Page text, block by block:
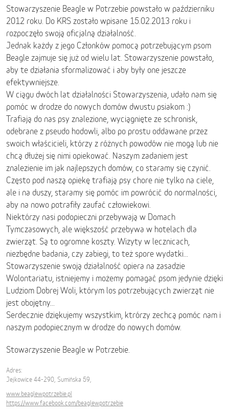
Stowarzyszenie Beagle w Potrzebie powstało w październiku
2012 roku. Do KRS zostało wpisane 15.02.2013 roku i
rozpoczęło swoją oficjalną działalność.
Jednak każdy z jego Członków pomocą potrzebującym psom
Beagle zajmuje się już od wielu lat. Stowarzyszenie powstało,
aby te działania sformalizować i aby były one jeszcze
efektywniejsze.
W ciągu dwóch lat działalności Stowarzyszenia, udało nam się
pomóc w drodze do nowych domów dwustu psiakom :)
Trafiają do nas psy znalezione, wyciągnięte ze schronisk,
odebrane z pseudo hodowli, albo po prostu oddawane przez
swoich właścicieli, którzy z różnych powodów nie mogą lub nie
chcą dłużej się nimi opiekować. Naszym zadaniem jest
znalezienie im jak najlepszych domów, co staramy się czynić.
Często pod naszą opiekę trafiają psy chore nie tylko na ciele,
ale i na duszy, staramy się pomóc im powrócić do normalności,
aby na nowo potrafiły zaufać człowiekowi.
Niektórzy nasi podopieczni przebywają w Domach
Tymczasowych, ale większość przebywa w hotelach dla
zwierząt. Są to ogromne koszty. Wizyty w lecznicach,
niezbędne badania, czy zabiegi, to też spore wydatki...
Stowarzyszenie swoją działalność opiera na zasadzie
Wolontariatu, istniejemy i możemy pomagać psom jedynie dzięki
Ludziom Dobrej Woli, którym los potrzebujących zwierząt nie
jest obojętny...
Serdecznie dziękujemy wszystkim, ktrórzy zechcą pomóc nam i
naszym podopiecznym w drodze do nowych domów.
Stowarzyszenie Beagle w Potrzebie.
Adres:
Jejkowice 44-290, Sumińska 59,
www.beaglewpotrzebie.pl
https://www.facebook.com/beaglewpotrzebie